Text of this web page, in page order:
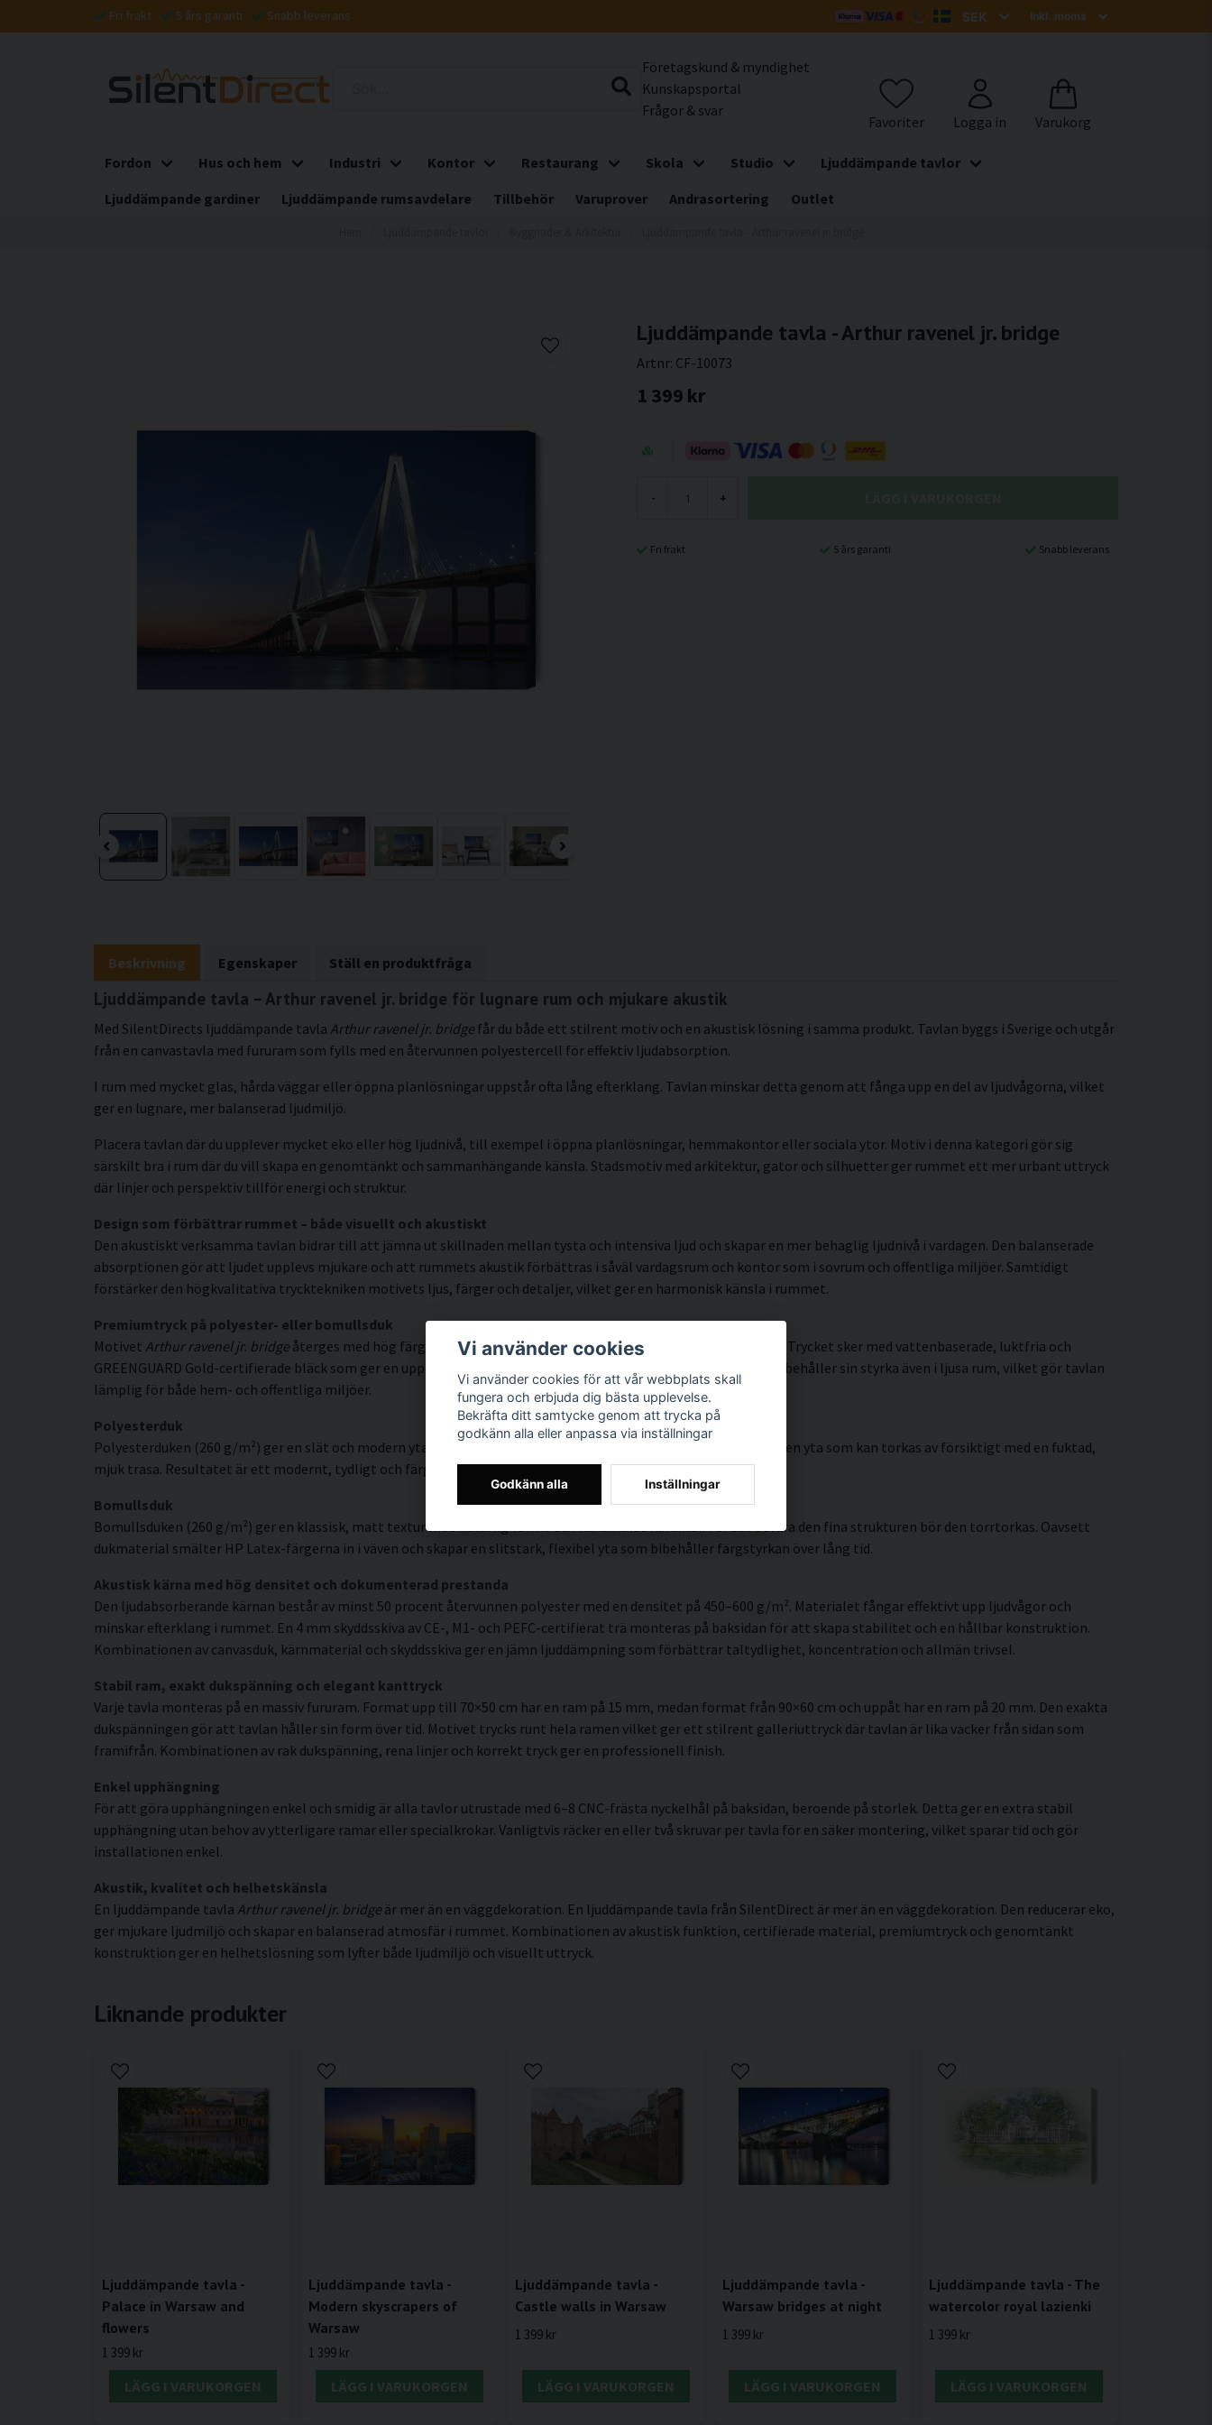
Fri frakt 5 års garanti Snabb leverans
Företagskund & myndighet
Kunskapsportal
Frågor & svar
Fordon Hus och hem Industri Kontor Restaurang Skola Studio
Ljuddämpande tavlor
Ljuddämpande gardiner
Ljuddämpande rumsavdelare Tillbehör Varuprover Andrasortering Outlet
Ljuddämpande tavla - Arthur ravenel jr. bridge
Artnr: CF-10073
1 399 kr
- +
Fri frakt 5 års garanti Snabb leverans
Beskrivning Egenskaper Ställ en produktfråga
Ljuddämpande tavla – Arthur ravenel jr. bridge för lugnare rum och mjukare akustik
Med SilentDirects ljuddämpande tavla Arthur ravenel jr. bridge får du både ett stilrent motiv och en akustisk lösning i samma produkt. Tavlan byggs i Sverige och utgår
från en canvastavla med fururam som fylls med en återvunnen polyestercell för effektiv ljudabsorption.
I rum med mycket glas, hårda väggar eller öppna planlösningar uppstår ofta lång efterklang. Tavlan minskar detta genom att fånga upp en del av ljudvågorna, vilket
ger en lugnare, mer balanserad ljudmiljö.
Placera tavlan där du upplever mycket eko eller hög ljudnivå, till exempel i öppna planlösningar, hemmakontor eller sociala ytor. Motiv i denna kategori gör sig
särskilt bra i rum där du vill skapa en genomtänkt och sammanhängande känsla. Stadsmotiv med arkitektur, gator och silhuetter ger rummet ett mer urbant uttryck
där linjer och perspektiv tillför energi och struktur.
Design som förbättrar rummet – både visuellt och akustiskt
Den akustiskt verksamma tavlan bidrar till att jämna ut skillnaden mellan tysta och intensiva ljud och skapar en mer behaglig ljudnivå i vardagen. Den balanserade
absorptionen gör att ljudet upplevs mjukare och att rummets akustik förbättras i såväl vardagsrum och kontor som i sovrum och offentliga miljöer. Samtidigt
förstärker den högkvalitativa trycktekniken motivets ljus, färger och detaljer, vilket ger en harmonisk känsla i rummet.
Premiumtryck på polyester- eller bomullsduk
Motivet Arthur ravenel jr. bridge återges med hög färgprecision och detaljrikedom tack vare HP Latex-teknologi. Trycket sker med vattenbaserade, luktfria och
GREENGUARD Gold-certifierade bläck som ger en upplösning på upp till 300 DPI. Färgerna är UV-beständiga och behåller sin styrka även i ljusa rum, vilket gör tavlan
lämplig för både hem- och offentliga miljöer.
Polyesterduk
Polyesterduken (260 g/m²) ger en slät och modern yta med hög färgprecision, mycket god UV-beständighet och en yta som kan torkas av försiktigt med en fuktad,
mjuk trasa. Resultatet är ett modernt, tydligt och färgstarkt uttryck som håller över tid.
Bomullsduk
Bomullsduken (260 g/m²) ger en klassisk, matt textur med naturlig värme och handmålad karaktär. För att bevara den fina strukturen bör den torrtorkas. Oavsett
dukmaterial smälter HP Latex-färgerna in i väven och skapar en slitstark, flexibel yta som bibehåller färgstyrkan över lång tid.
Akustisk kärna med hög densitet och dokumenterad prestanda
Den ljudabsorberande kärnan består av minst 50 procent återvunnen polyester med en densitet på 450–600 g/m². Materialet fångar effektivt upp ljudvågor och
minskar efterklang i rummet. En 4 mm skyddsskiva av CE-, M1- och PEFC-certifierat trä monteras på baksidan för att skapa stabilitet och en hållbar konstruktion.
Kombinationen av canvasduk, kärnmaterial och skyddsskiva ger en jämn ljuddämpning som förbättrar taltydlighet, koncentration och allmän trivsel.
Stabil ram, exakt dukspänning och elegant kanttryck
Varje tavla monteras på en massiv fururam. Format upp till 70×50 cm har en ram på 15 mm, medan format från 90×60 cm och uppåt har en ram på 20 mm. Den exakta
dukspänningen gör att tavlan håller sin form över tid. Motivet trycks runt hela ramen vilket ger ett stilrent galleriuttryck där tavlan är lika vacker från sidan som
framifrån. Kombinationen av rak dukspänning, rena linjer och korrekt tryck ger en professionell finish.
Enkel upphängning
För att göra upphängningen enkel och smidig är alla tavlor utrustade med 6–8 CNC-frästa nyckelhål på baksidan, beroende på storlek. Detta ger en extra stabil
upphängning utan behov av ytterligare ramar eller specialkrokar. Vanligtvis räcker en eller två skruvar per tavla för en säker montering, vilket sparar tid och gör
installationen enkel.
Akustik, kvalitet och helhetskänsla
En ljuddämpande tavla Arthur ravenel jr. bridge är mer än en väggdekoration. En ljuddämpande tavla från SilentDirect är mer än en väggdekoration. Den reducerar eko,
ger mjukare ljudmiljö och skapar en balanserad atmosfär i rummet. Kombinationen av akustisk funktion, certifierade material, premiumtryck och genomtänkt
konstruktion ger en helhetslösning som lyfter både ljudmiljö och visuellt uttryck.
Liknande produkter
Ljuddämpande tavla -
Palace in Warsaw and
flowers
1 399 kr
LÄGG I VARUKORGEN
Ljuddämpande tavla -
Modern skyscrapers of
Warsaw
1 399 kr
LÄGG I VARUKORGEN
Ljuddämpande tavla -
Castle walls in Warsaw
1 399 kr
LÄGG I VARUKORGEN
Ljuddämpande tavla -
Warsaw bridges at night
1 399 kr
LÄGG I VARUKORGEN
Ljuddämpande tavla - The
watercolor royal lazienki
1 399 kr
LÄGG I VARUKORGEN
Vi använder cookies
Vi använder cookies för att vår webbplats skall
fungera och erbjuda dig bästa upplevelse.
Bekräfta ditt samtycke genom att trycka på
godkänn alla eller anpassa via inställningar
Godkänn alla Inställningar